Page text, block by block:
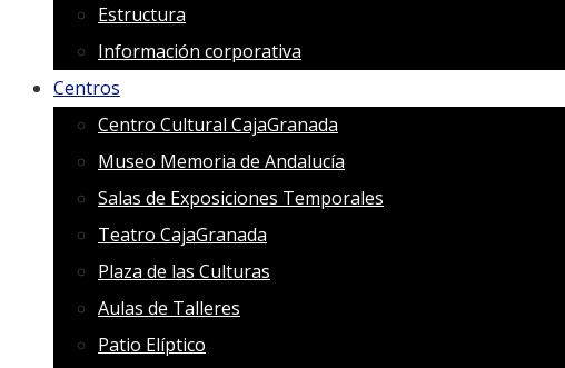
Estructura
Información corporativa
Centros
Centro Cultural CajaGranada
Museo Memoria de Andalucía
Salas de Exposiciones Temporales
Teatro CajaGranada
Plaza de las Culturas
Aulas de Talleres
Patio Elíptico